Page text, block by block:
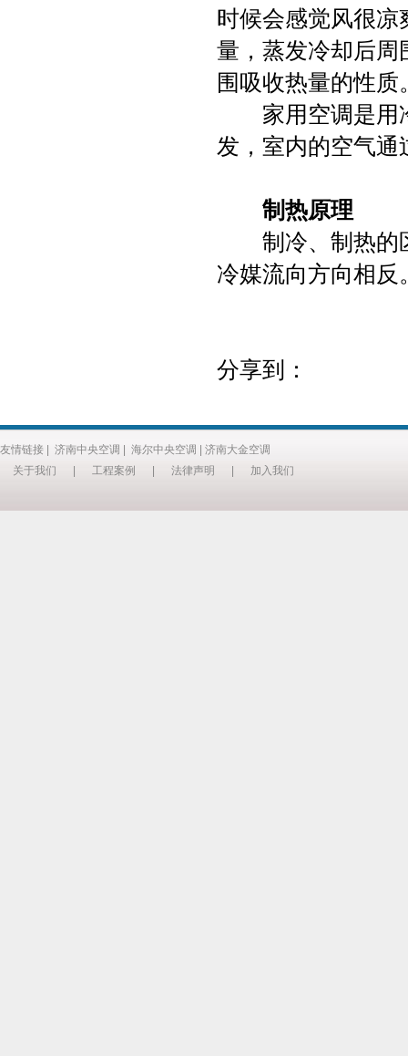
时候会感觉风很
量，蒸发冷却后周
围吸收热量的性
家用空调是用冷
发，室内的空气
制热原理
制冷、制热的区
冷媒流向方向相反
分享到：
友情链接 济南中央空调 海尔中央空调
济南大金空调
关于我们
工程案例 法律声明 加入我们